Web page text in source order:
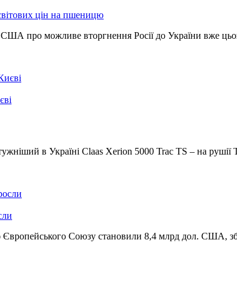
цін на пшеницю
про можливе вторгнення Росії до України вже
в Україні Claas Xerion 5000 Trac TS – на рушії
Європейського Союзу становили 8,4 млрд дол. США,